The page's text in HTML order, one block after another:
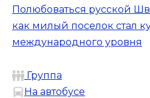
Полюбоваться русской
как милый поселок стал
международного уровня
Группа
На автобусе